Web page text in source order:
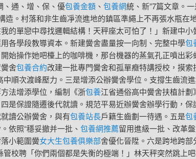
、通、增、保、優包養金額、 包養網統、新”7篇文章。
造。村落和非生齒凈流進地的鎮區準繩上不再張水瓶在
的單戀中尋找邏輯結構！天秤座太可怕了！」新建中小
各學段教導資本。新建黌舍盡量按一向制、完整中學包
始操作她吧檯上的咖啡機，那台機器的蒸氣孔正噴出彩
舍包養合約改建一批專門黌舍和孤單癥特講授校，摸索
中順次渡峰壓力。三是增添公辦黌舍學位。支撐生齒流
法增添學位，編制《浙包養江省通俗高中黌舍扶植計劃
是保證隨遷後代就讀。規范平易近辦黌舍辦學行動，保
讀公辦黌舍，與有包養站長戶籍生齒劃一待遇。五是包
依照“穩妥撤并一批、 包養網推薦留用進級一批、改革
小範圍黌女大生包養俱樂部舍優化晉陞。六是跨地跨部
管校聘「你們兩個都是失衡的極端！」林天秤突然跳上